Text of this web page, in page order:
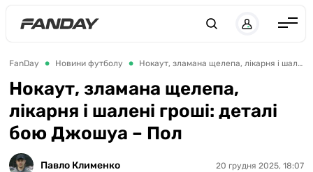
Іспанія
Німеччина
Італія
Франція
FanDay Новини футболу Нокаут, зламана щелепа, лікарня і шалені гроші: деталі бою Джошуа – Пол
Нокаут, зламана щелепа,
лікарня і шалені гроші: деталі
бою Джошуа – Пол
Павло Клименко
20 грудня 2025, 18:07